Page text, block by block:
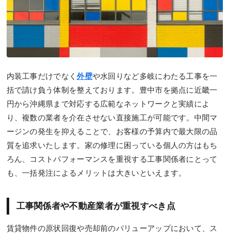
内装工事だけでなく外壁や水回りなど多岐にわたる工事を一
括で請け負う体制を整えております。豊中市を拠点に近畿一
円から沖縄県まで対応する広範なネットワークと実績によ
り、複数の業者を介在させない直接施工が可能です。中間マ
ージンの発生を抑えることで、お客様の予算内で最大限の品
質を追求いたします。家の修理に困っている個人の方はもち
ろん、コストパフォーマンスを重視する工事関係者にとって
も、一括発注によるメリットは大きいといえます。
工事関係者や不動産業者が重視すべき点
賃貸物件の原状回復や売却前のバリューアップにおいて、ス